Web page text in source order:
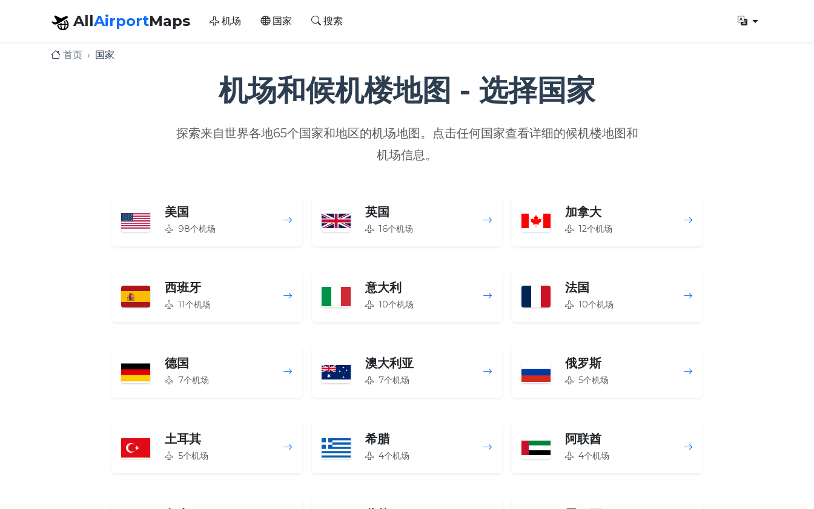
AllAirportMaps 机场 国家 搜索
首页 国家
机场和候机楼地图 - 选择国家
探索来自世界各地65个国家和地区的机场地图。点击任何国家查看详细的候机楼地图和
机场信息。
美国
98个机场
英国
16个机场
加拿大
12个机场
西班牙
11个机场
意大利
10个机场
法国
10个机场
德国
7个机场
澳大利亚
7个机场
俄罗斯
5个机场
土耳其
5个机场
希腊
4个机场
阿联酋
4个机场